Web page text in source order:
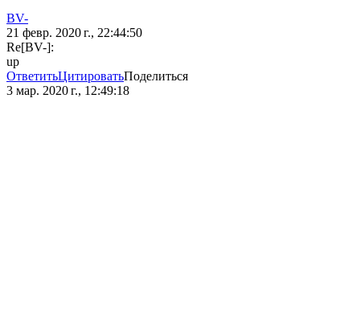
BV-
21 февр. 2020 г., 22:44:50
Re[BV-]:
up
ОтветитьЦитироватьПоделиться
3 мар. 2020 г., 12:49:18